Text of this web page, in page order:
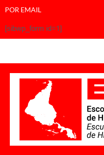
POR EMAIL
[sibwp_form id=1]